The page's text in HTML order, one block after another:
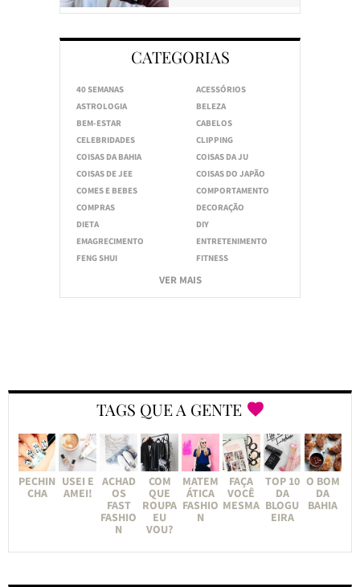
CATEGORIAS
40 SEMANAS
ACESSÓRIOS
ASTROLOGIA
BELEZA
BEM-ESTAR
CABELOS
CELEBRIDADES
CLIPPING
COISAS DA BAHIA
COISAS DA JU
COISAS DE JEE
COISAS DO JAPÃO
COMES E BEBES
COMPORTAMENTO
COMPRAS
DECORAÇÃO
DIETA
DIY
EMAGRECIMENTO
ENTRETENIMENTO
FENG SHUI
FITNESS
VER MAIS
TAGS QUE A GENTE
PECHIN
CHA
USEI E
AMEI!
ACHAD
OS
FAST
FASHIO
N
COM
QUE
ROUPA
EU
VOU?
MATEM
ÁTICA
FASHIO
N
FAÇA
VOCÊ
MESMA
TOP 10
DA
BLOGU
EIRA
O BOM
DA
BAHIA